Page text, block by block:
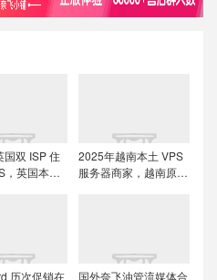
国双 ISP 住
，英国本土
2025年越南本土 VPS
服务器商家，越南原生
历次促销在
国外奈飞油管流媒体合